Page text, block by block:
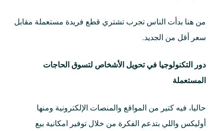
من هنا بدأت الناس تجرب تشتري قطع فريدة مستعملة مقابل
سعر أقل من الجديد.
دور التكنولوجيا في تحويل الأشخاص لتسوق الحاجات
المستعملة
حاليا، فيه كتير من المواقع والمنصات الإلكترونية ومنها
أوليكس واللي بتدعم الفكرة من خلال توفير امكانية بيع